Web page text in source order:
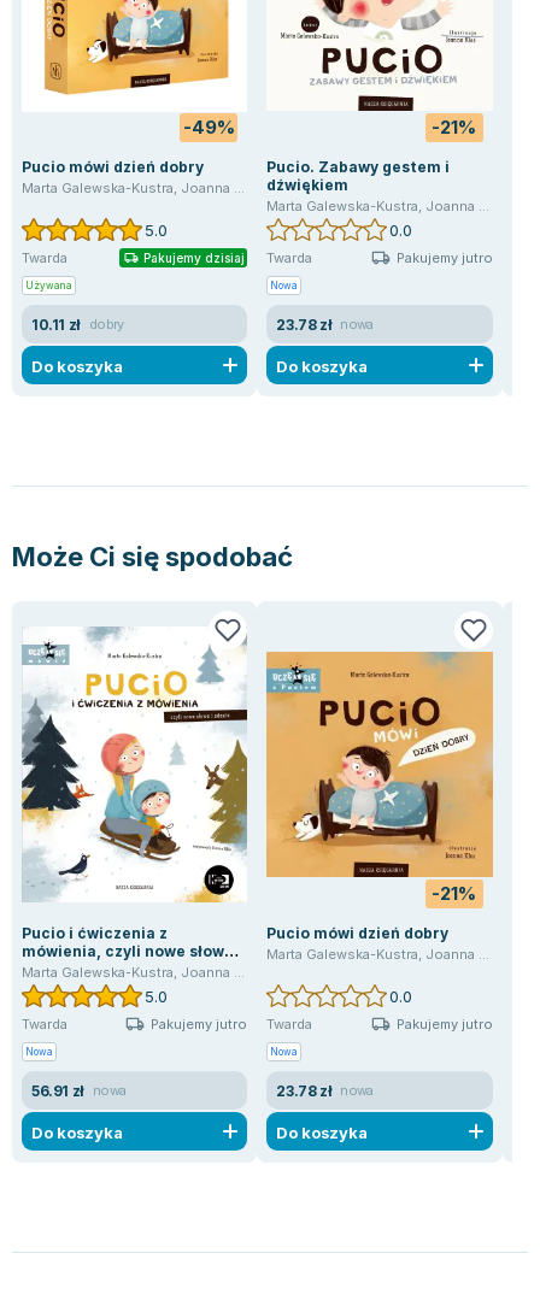
-49%
Pucio mówi dzień dobry
Marta Galewska-Kustra, Joanna Kłos
5.0
Twarda Pakujemy dzisiaj
Używana
10.11 zł dobry
Do koszyka
-21%
Pucio. Zabawy gestem i
dźwiękiem
Marta Galewska-Kustra, Joanna Kłos
0.0
Twarda Pakujemy jutro
Nowa
23.78 zł nowa
Do koszyka
Może Ci się spodobać
Pucio i ćwiczenia z
mówienia, czyli nowe słowa i
zdania
Marta Galewska-Kustra, Joanna Kłos
5.0
Twarda Pakujemy jutro
Nowa
56.91 zł nowa
Do koszyka
-21%
Pucio mówi dzień dobry
Marta Galewska-Kustra, Joanna Kłos
0.0
Twarda Pakujemy jutro
Nowa
23.78 zł nowa
Do koszyka